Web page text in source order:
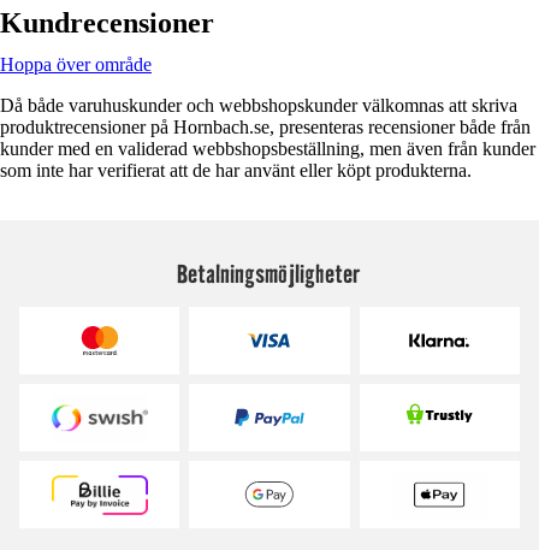
Kundrecensioner
Hoppa över område
Då både varuhuskunder och webbshopskunder välkomnas att skriva
produktrecensioner på Hornbach.se, presenteras recensioner både från
kunder med en validerad webbshopsbeställning, men även från kunder
som inte har verifierat att de har använt eller köpt produkterna.
Betalningsmöjligheter